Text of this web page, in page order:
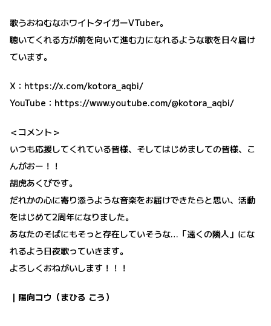
歌うおねむなホワイトタイガーVTuber。
聴いてくれる方が前を向いて進む力になれるような歌を日々届け
ています。
X： https://x.com/kotora_aqbi/
YouTube： https://www.youtube.com/@kotora_aqbi/
＜コメント＞
いつも応援してくれている皆様、そしてはじめましての皆様、こ
んがおー！！
胡虎あくびです。
だれかの心に寄り添うような音楽をお届けできたらと思い、活動
をはじめて2周年になりました。
あなたのそばにもそっと存在していそうな…「遠くの隣人」にな
れるよう日夜歌っていきます。
よろしくおねがいします！！！
｜陽向コウ（まひる こう）